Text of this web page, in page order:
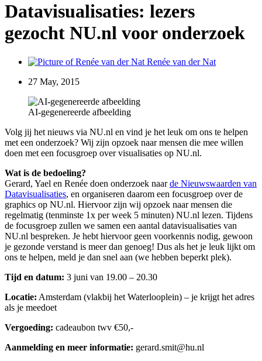
Datavisualisaties: lezers
gezocht NU.nl voor onderzoek
Renée van der Nat
27 May, 2015
AI-gegenereerde afbeelding
Volg jij het nieuws via NU.nl en vind je het leuk om ons te helpen
met een onderzoek? Wij zijn opzoek naar mensen die mee willen
doen met een focusgroep over visualisaties op NU.nl.
Wat is de bedoeling?
Gerard, Yael en Renée doen onderzoek naarde Nieuwswaarden van
Datavisualisaties, en organiseren daarom een focusgroep over de
graphics op NU.nl. Hiervoor zijn wij opzoek naar mensen die
regelmatig (tenminste 1x per week 5 minuten) NU.nl lezen. Tijdens
de focusgroep zullen we samen een aantal datavisualisaties van
NU.nl bespreken. Je hebt hiervoor geen voorkennis nodig, gewoon
je gezonde verstand is meer dan genoeg! Dus als het je leuk lijkt om
ons te helpen, meld je dan snel aan (we hebben beperkt plek).
Tijd en datum: 3 juni van 19.00 – 20.30
Locatie: Amsterdam (vlakbij het Waterlooplein) – je krijgt het adres
als je meedoet
Vergoeding: cadeaubon twv €50,-
Aanmelding en meer informatie: gerard.smit@hu.nl